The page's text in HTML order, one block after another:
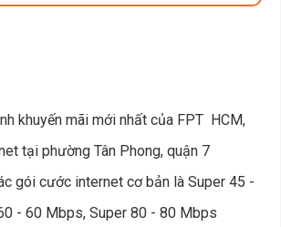
khuyến mãi mới nhất của FPT HCM,
tại phường Tân Phong, quận 7
gói cước internet cơ bản là Super 45 -
- 60 Mbps, Super 80 - 80 Mbps